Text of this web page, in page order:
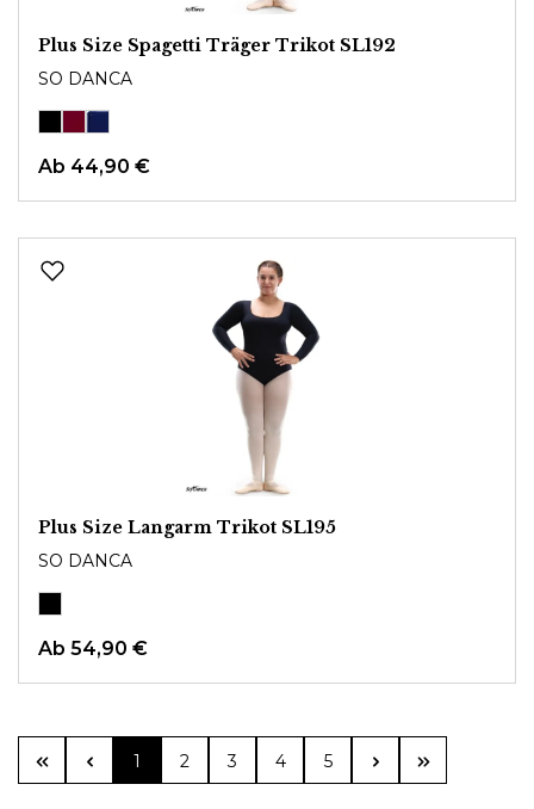
Plus Size Spagetti Träger Trikot SL192
SO DANCA
Ab 44,90 €
Plus Size Langarm Trikot SL195
SO DANCA
Ab 54,90 €
Seite
1 Seite
2 Seite
3 Seite
4 Seite
5